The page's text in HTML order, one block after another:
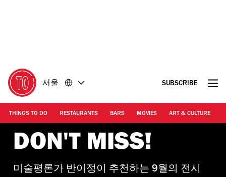
아
가
기
아
가
기
서울 SUBSCRIBE
THINGS TO DO RESTAURANTS BARS MOVIES ART & CULTURE
DON'T MISS!
미술평론가 반이정이 추천하는 9월의 전시